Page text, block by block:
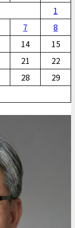
1
7
8
14
15
21
22
28
29